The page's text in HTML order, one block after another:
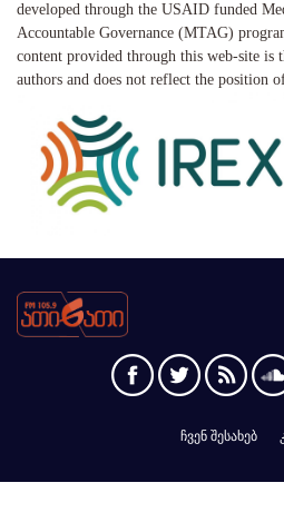
developed through the USAID funded
Accountable Governance (MTAG)
content provided through this web-site is
authors and does not reflect the position
ჩვენ შესახებ